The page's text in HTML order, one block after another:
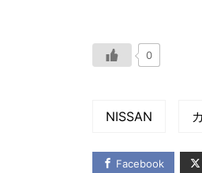
0
NISSAN
Facebook